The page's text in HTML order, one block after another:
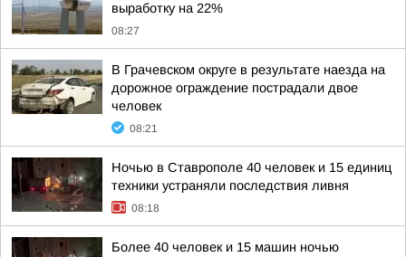
выработку на 22%
08:27
В Грачевском округе в результате наезда на
дорожное ограждение пострадали двое
человек
08:21
Ночью в Ставрополе 40 человек и 15 единиц
техники устраняли последствия ливня
08:18
Более 40 человек и 15 машин ночью